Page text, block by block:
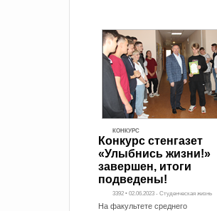
КОНКУРС
Конкурс стенгазет
«Улыбнись жизни!»
завершен, итоги
подведены!
3392 • 02.06.2023 - Студенческая жизнь
На факультете среднего